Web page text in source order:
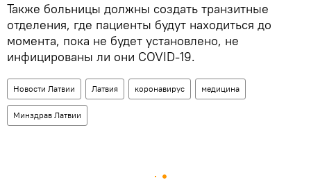
Также больницы должны создать транзитные
отделения, где пациенты будут находиться до
момента, пока не будет установлено, не
инфицированы ли они COVID-19.
Новости Латвии Латвия коронавирус медицина
Минздрав Латвии